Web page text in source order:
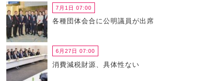
7月1日 07:00
各種団体会合に公明議員が出席
6月27日 07:00
消費減税財源、具体性ない